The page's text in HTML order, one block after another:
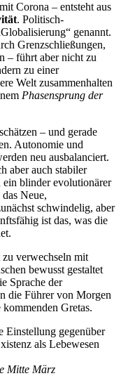
Corona – entsteht aus
. Politisch-
genannt.
Grenzschließungen,
– führt aber nicht zu
zu einer
Welt zusammenhalten
Phasensprung der
– und gerade
Autonomie und
neu ausbalanciert.
aber auch stabiler
blinder evolutionärer
Neue,
schwindelig, aber
ist das, was die
verwechseln mit
bewusst gestaltet
Sprache der
die Führer von Morgen
Gretas.
Einstellung gegenüber
als Lebewesen
Mitte März